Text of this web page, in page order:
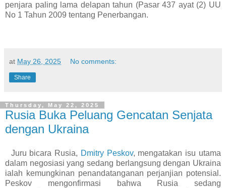
penjara paling lama delapan tahun (Pasar 437 ayat (2) UU
No 1 Tahun 2009 tentang Penerbangan.
at May 26, 2025 No comments:
Share
Thursday, May 22, 2025
Rusia Buka Peluang Gencatan Senjata
dengan Ukraina
Juru bicara Rusia, Dmitry Peskov, mengatakan isu utama
dalam negosiasi yang sedang berlangsung dengan Ukraina
ialah kemungkinan penandatanganan perjanjian potensial.
Peskov mengonfirmasi bahwa Rusia sedang